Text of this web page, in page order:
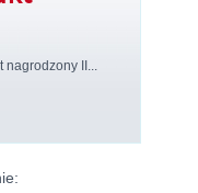
nagrodzony II...